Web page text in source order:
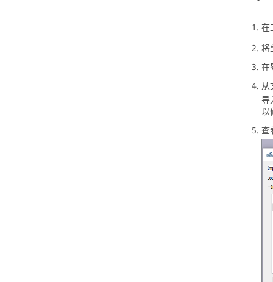
在
将
在
从
导
以
查